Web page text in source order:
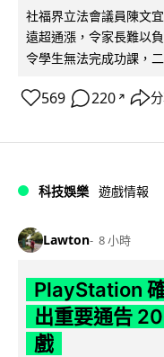
社福界立法會議員陳文
遠超通漲，令家長難以
令學生無法完成功課，
569 220 ↗
科技娛樂 遊戲情報
Lawton 8 小時
PlayStation
出重要通告
戲